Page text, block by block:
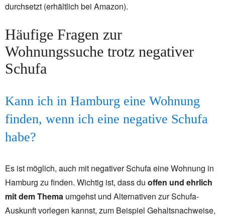
durchsetzt (erhältlich bei Amazon).
Häufige Fragen zur
Wohnungssuche trotz negativer
Schufa
Kann ich in Hamburg eine Wohnung
finden, wenn ich eine negative Schufa
habe?
Es ist möglich, auch mit negativer Schufa eine Wohnung in
Hamburg zu finden. Wichtig ist, dass du offen und ehrlich
mit dem Thema umgehst und Alternativen zur Schufa-
Auskunft vorlegen kannst, zum Beispiel Gehaltsnachweise,